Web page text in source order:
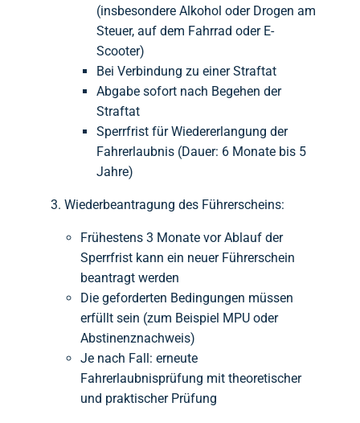
(insbesondere Alkohol oder Drogen am
Steuer, auf dem Fahrrad oder E-
Scooter)
Bei Verbindung zu einer Straftat
Abgabe sofort nach Begehen der
Straftat
Sperrfrist für Wiedererlangung der
Fahrerlaubnis (Dauer: 6 Monate bis 5
Jahre)
Wiederbeantragung des Führerscheins:
Frühestens 3 Monate vor Ablauf der
Sperrfrist kann ein neuer Führerschein
beantragt werden
Die geforderten Bedingungen müssen
erfüllt sein (zum Beispiel MPU oder
Abstinenznachweis)
Je nach Fall: erneute
Fahrerlaubnisprüfung mit theoretischer
und praktischer Prüfung